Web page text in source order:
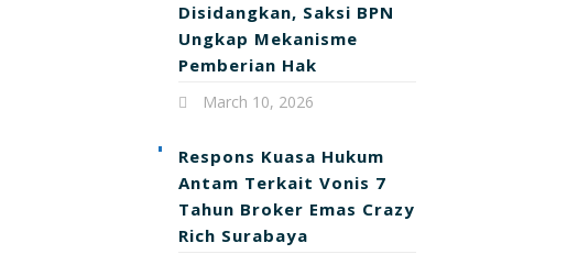
Disidangkan, Saksi BPN
Ungkap Mekanisme
Pemberian Hak
March 10, 2026
Respons Kuasa Hukum
Antam Terkait Vonis 7
Tahun Broker Emas Crazy
Rich Surabaya